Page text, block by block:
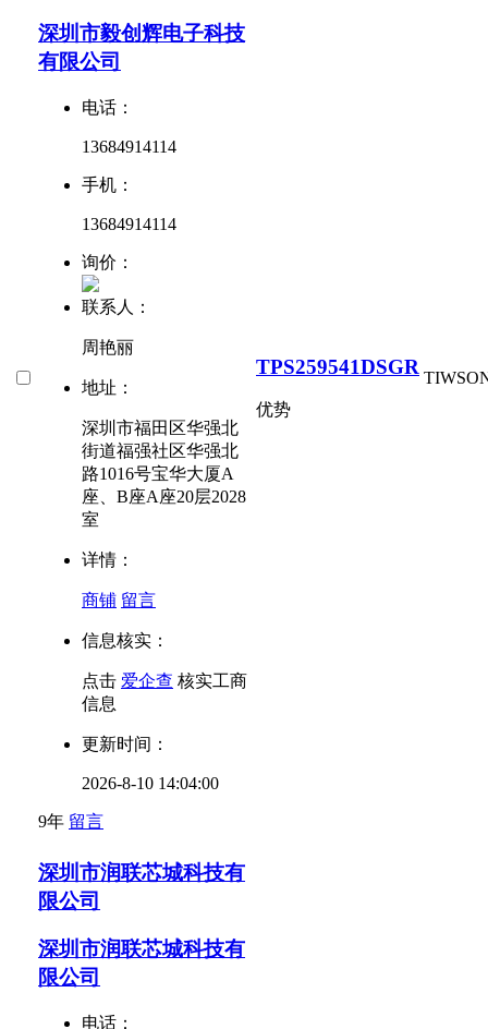
深圳市毅创辉电子科技
有限公司
电话：
13684914114
手机：
13684914114
询价：
联系人：
周艳丽
地址：
深圳市福田区华强北
街道福强社区华强北
路1016号宝华大厦A
座、B座A座20层2028
室
详情：
商铺 留言
信息核实：
点击 爱企查 核实工商
信息
更新时间：
2026-8-10 14:04:00
9年 留言
TPS259541DSGR
优势
TI
深圳市润联芯城科技有
限公司
深圳市润联芯城科技有
限公司
电话：